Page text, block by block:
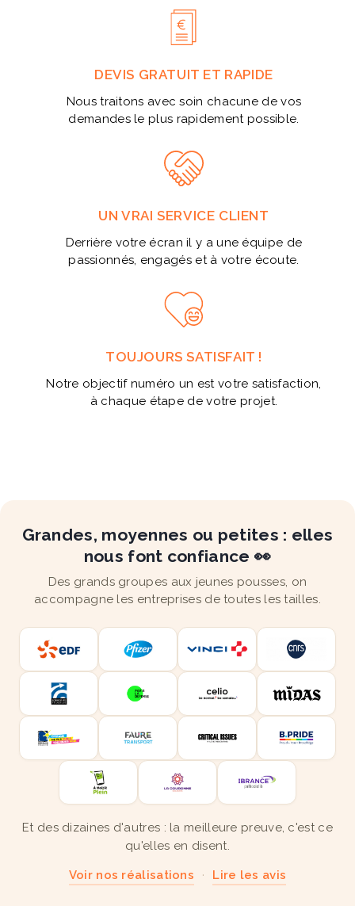
DEVIS GRATUIT ET RAPIDE
Nous traitons avec soin chacune de vos
demandes le plus rapidement possible.
UN VRAI SERVICE CLIENT
Derrière votre écran il y a une équipe de
passionnés, engagés et à votre écoute.
TOUJOURS SATISFAIT !
Notre objectif numéro un est votre satisfaction,
à chaque étape de votre projet.
Grandes, moyennes ou petites : elles
nous font confiance 👀
Des grands groupes aux jeunes pousses, on
accompagne les entreprises de toutes les tailles.
Et des dizaines d'autres : la meilleure preuve, c'est ce
qu'elles en disent.
Voir nos réalisations · Lire les avis